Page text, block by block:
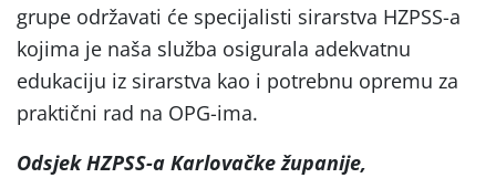
grupe održavati će specijalisti sirarstva HZPSS-a
kojima je naša služba osigurala adekvatnu
edukaciju iz sirarstva kao i potrebnu opremu za
praktični rad na OPG-ima.
Odsjek HZPSS-a Karlovačke županije,